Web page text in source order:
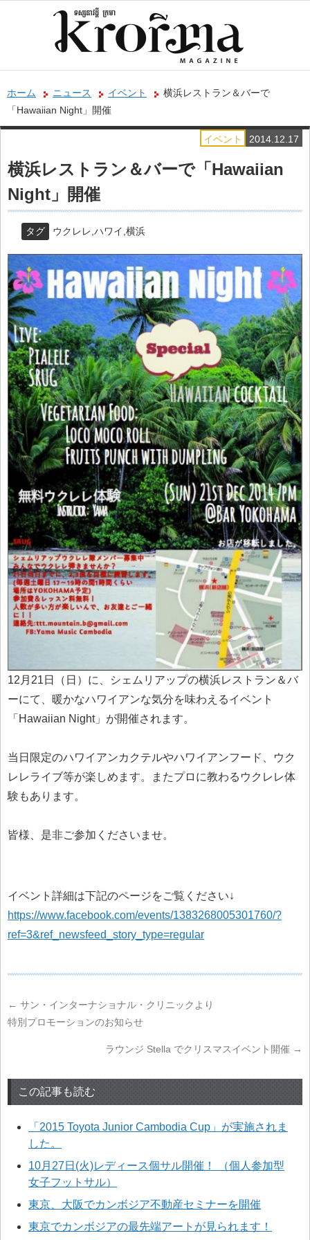
ホーム ニュース イベント
横浜レストラン＆バーで
「Hawaiian Night」開催
2014.12.17
イベント
横浜レストラン＆バーで「Hawaiian
Night」開催
タグ ウクレレ ハワイ 横浜
12月21日（日）に、シェムリアップの横浜レストラン＆バ
ーにて、暖かなハワイアンな気分を味わえるイベント
「Hawaiian Night」が開催されます。
当日限定のハワイアンカクテルやハワイアンフード、ウク
レレライブ等が楽しめます。またプロに教わるウクレレ体
験もあります。
皆様、是非ご参加くださいませ。
イベント詳細は下記のページをご覧ください↓
https://www.facebook.com/events/1383268005301760/?
ref=3&ref_newsfeed_story_type=regular
← サン・インターナショナル・クリニックより
特別プロモーションのお知らせ
ラウンジ Stella でクリスマスイベント開催 →
この記事も読む
「2015 Toyota Junior Cambodia Cup」が実施されま
した。
10月27日(火)レディース個サル開催！ （個人参加型
女子フットサル）
東京、大阪でカンボジア不動産セミナーを開催
東京でカンボジアの最先端アートが見られます！